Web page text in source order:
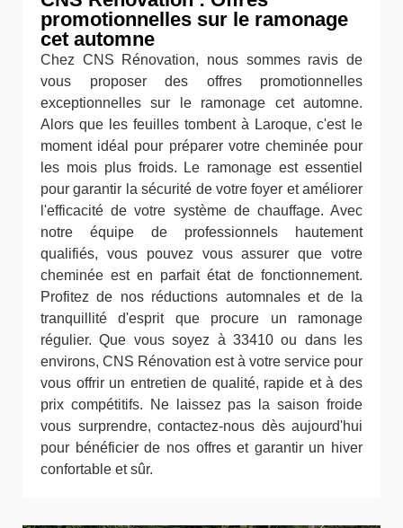
promotionnelles sur le ramonage
cet automne
Chez CNS Rénovation, nous sommes ravis de
vous proposer des offres promotionnelles
exceptionnelles sur le ramonage cet automne.
Alors que les feuilles tombent à Laroque, c'est le
moment idéal pour préparer votre cheminée pour
les mois plus froids. Le ramonage est essentiel
pour garantir la sécurité de votre foyer et améliorer
l'efficacité de votre système de chauffage. Avec
notre équipe de professionnels hautement
qualifiés, vous pouvez vous assurer que votre
cheminée est en parfait état de fonctionnement.
Profitez de nos réductions automnales et de la
tranquillité d'esprit que procure un ramonage
régulier. Que vous soyez à 33410 ou dans les
environs, CNS Rénovation est à votre service pour
vous offrir un entretien de qualité, rapide et à des
prix compétitifs. Ne laissez pas la saison froide
vous surprendre, contactez-nous dès aujourd'hui
pour bénéficier de nos offres et garantir un hiver
confortable et sûr.